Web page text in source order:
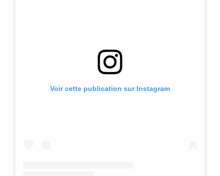
Voir cette publication sur Instagram